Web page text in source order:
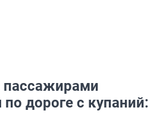
пассажирами
по дороге с купаний: